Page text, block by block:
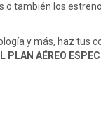
o también los
y más, haz tus
PLAN AÉREO